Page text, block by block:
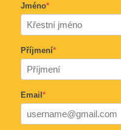
Jméno*
Příjmení*
Email *